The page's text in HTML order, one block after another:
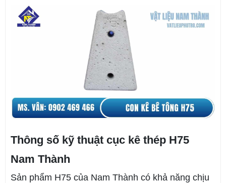
Thông số kỹ thuật cục kê thép H75
Nam Thành
Sản phẩm H75 của Nam Thành có khả năng chịu